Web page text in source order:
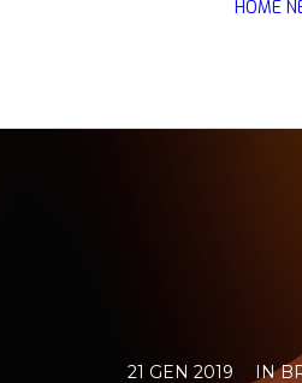
HOME
21 GEN 2019 IN